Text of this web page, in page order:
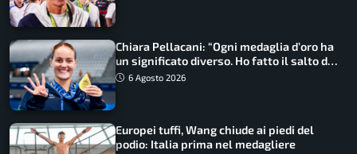
Chiara Pellacani: “Ogni medaglia d’oro ha
un significato diverso. Ho fatto il salto di
qualità”
6 Agosto 2026
Europei tuffi, Wang chiude ai piedi del
podio: Italia prima nel medagliere